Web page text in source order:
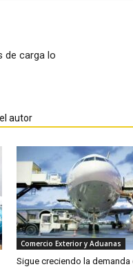
de carga lo
autor
Comercio Exterior y Aduanas
Sigue creciendo la demanda